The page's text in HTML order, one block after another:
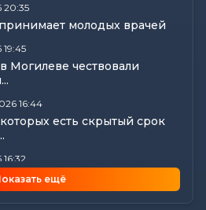
20:35
молодых врачей
Могилеве чествовали
16:44
есть скрытый срок
помогают
к новому...
ещё